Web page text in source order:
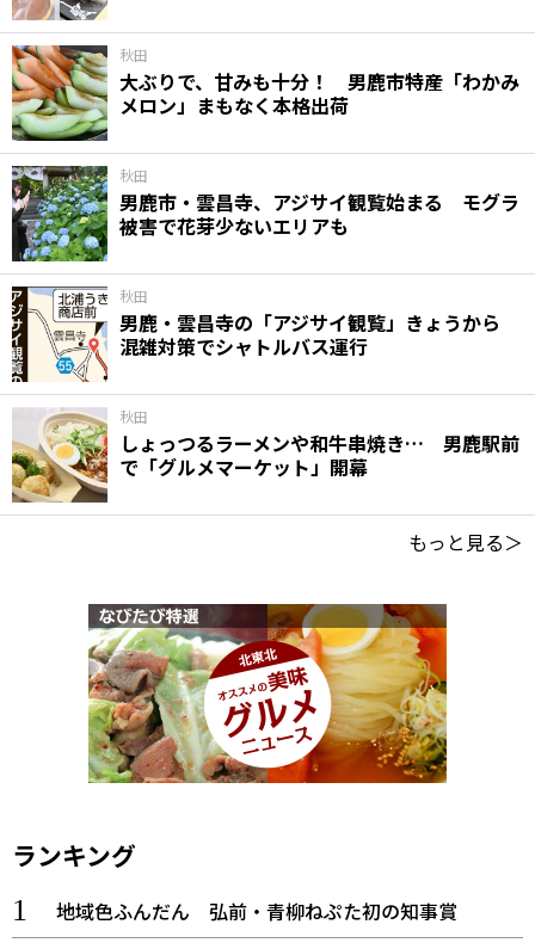
秋田
大ぶりで、甘みも十分！ 男鹿市特産「わかみ
メロン」まもなく本格出荷
秋田
男鹿市・雲昌寺、アジサイ観覧始まる モグラ
被害で花芽少ないエリアも
秋田
男鹿・雲昌寺の「アジサイ観覧」きょうから
混雑対策でシャトルバス運行
秋田
しょっつるラーメンや和牛串焼き… 男鹿駅前
で「グルメマーケット」開幕
もっと見る＞
ランキング
地域色ふんだん 弘前・青柳ねぷた初の知事賞